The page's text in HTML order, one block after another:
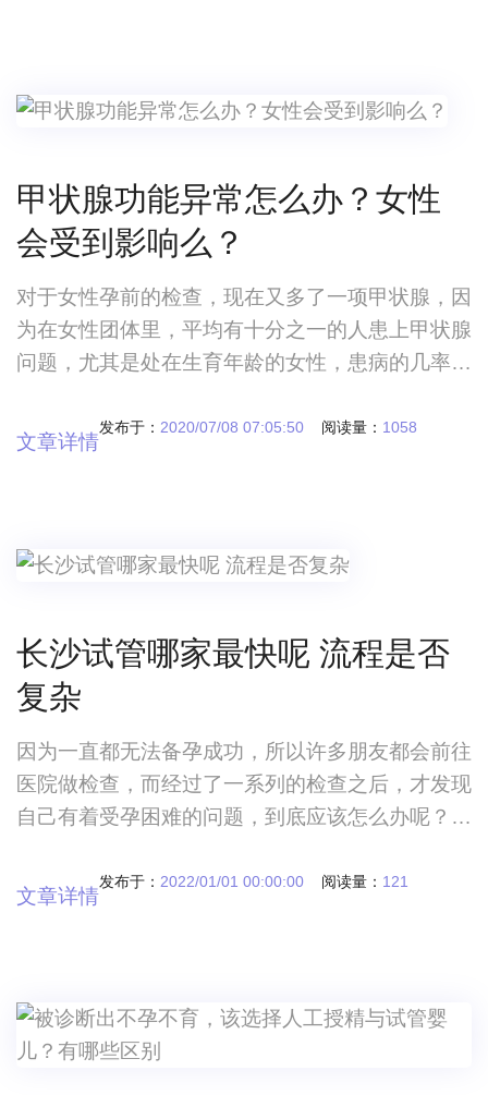
卵巢综合症的患者数量正在逐渐增加，我们都知道
甲状腺功能异常怎么办？女性
会受到影响么？
对于女性孕前的检查，现在又多了一项甲状腺，因
为在女性团体里，平均有十分之一的人患上甲状腺
问题，尤其是处在生育年龄的女性，患病的几率是
力会诱发甲状腺疾病。因此，预防甲状腺功能异常
女性会受到影响么？对于女性孕前的检查，现在又
发布于： 2020/07/08 07:05:50 阅读量： 1058
文章详情
长沙试管哪家最快呢 流程是否
复杂
因为一直都无法备孕成功，所以许多朋友都会前往
医院做检查，而经过了一系列的检查之后，才发现
自己有着受孕困难的问题，到底应该怎么办呢？难
呢流程是否复杂 因为一直都无法备孕成功，所
吗?其实早就已经出现了解决办法，实际上朋友们
稍微想
发布于： 2022/01/01 00:00:00 阅读量： 121
文章详情